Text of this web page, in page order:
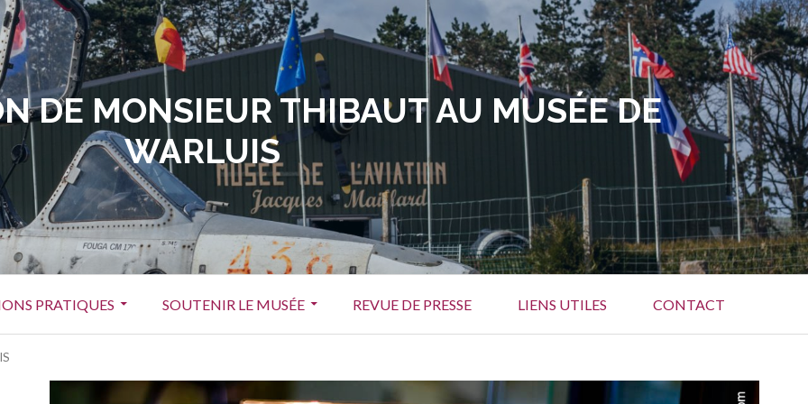
DE MONSIEUR THIBAUT AU MUSÉE DE
WARLUIS
PRATIQUES SOUTENIR LE MUSÉE REVUE DE PRESSE LIENS UTILES CONTACT